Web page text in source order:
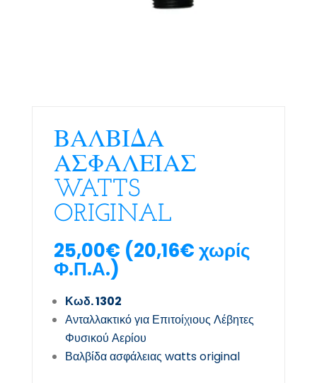
ΒΑΛΒΙΔΑ
ΑΣΦΑΛΕΙΑΣ
WATTS
ORIGINAL
25,00€ (20,16€χωρίς
Φ.Π.Α.)
Κωδ. 1302
Ανταλλακτικό για Επιτοίχιους Λέβητες
Φυσικού Αερίου
Βαλβίδα ασφάλειας watts original